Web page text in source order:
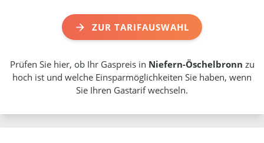
ZUR TARIFAUSWAHL
Prüfen Sie hier, ob Ihr Gaspreis in Niefern-Öschelbronn zu
hoch ist und welche Einsparmöglichkeiten Sie haben, wenn
Sie Ihren Gastarif wechseln.